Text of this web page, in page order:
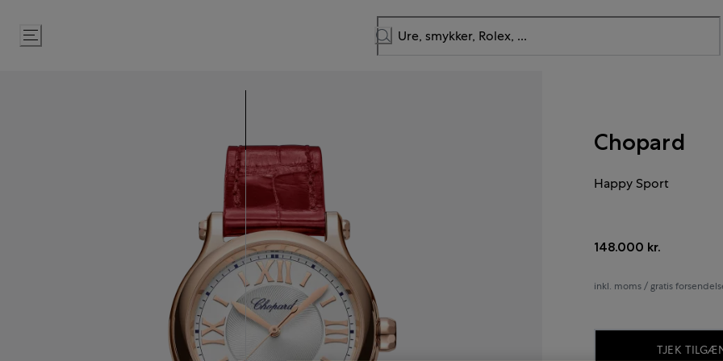
Gå
til
Chopard
Happy Sport
148.000 kr.
inkl. moms / gratis
TJEK